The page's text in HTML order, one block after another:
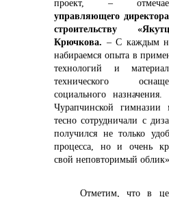
проект, –
управляющего
строительству
Крючкова. – С каждым
набираемся опыта в
технологий и
технического
социального назначения.
Чурапчинской
тесно сотрудничали с
получился не только
процесса, но и очень
свой неповторимый
Отметим, что в